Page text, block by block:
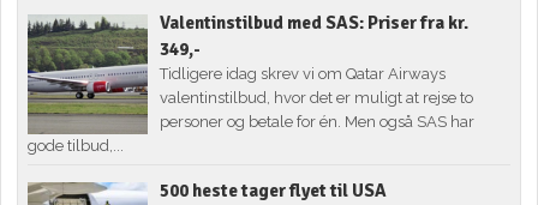
Valentinstilbud med SAS: Priser fra kr.
349,-
Tidligere idag skrev vi om Qatar Airways
valentinstilbud, hvor det er muligt at rejse to
personer og betale for én. Men også SAS har
gode tilbud,...
500 heste tager flyet til USA